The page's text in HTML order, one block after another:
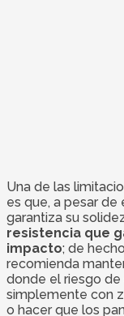
Una de las
es que, a pesar
garantiza su
resistencia que
impacto; de
recomienda
donde el riesgo de
simplemente con
o hacer que los